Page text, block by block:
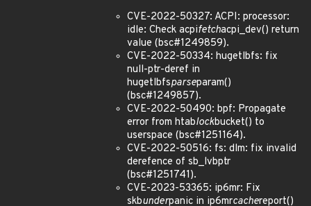
CVE-2022-50327: ACPI: processor:
idle: Check acpifetchacpi_dev() return
value (bsc#1249859).
CVE-2022-50334: hugetlbfs: fix
null-ptr-deref in
hugetlbfsparseparam()
(bsc#1249857).
CVE-2022-50490: bpf: Propagate
error from htablockbucket() to
userspace (bsc#1251164).
CVE-2022-50516: fs: dlm: fix invalid
derefence of sb_lvbptr
(bsc#1251741).
CVE-2023-53365: ip6mr: Fix
skbunderpanic in ip6mrcachereport()